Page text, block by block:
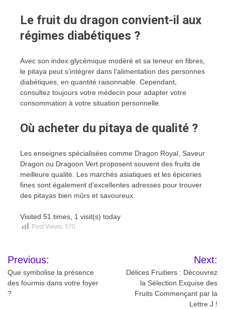
Le fruit du dragon convient-il aux
régimes diabétiques ?
Avec son index glycémique modéré et sa teneur en fibres,
le pitaya peut s’intégrer dans l’alimentation des personnes
diabétiques, en quantité raisonnable. Cependant,
consultez toujours votre médecin pour adapter votre
consommation à votre situation personnelle.
Où acheter du pitaya de qualité ?
Les enseignes spécialisées comme Dragon Royal, Saveur
Dragon ou Dragoon Vert proposent souvent des fruits de
meilleure qualité. Les marchés asiatiques et les épiceries
fines sont également d’excellentes adresses pour trouver
des pitayas bien mûrs et savoureux.
Visited 51 times, 1 visit(s) today
Post Views: 570
Navigation
de
l’article
Previous:
Que symbolise la présence
des fourmis dans votre foyer
?
Next:
Délices Fruitiers : Découvrez
la Sélection Exquise des
Fruits Commençant par la
Lettre J !